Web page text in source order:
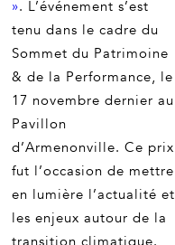
». L’événement s’est
tenu dans le cadre du
Sommet du Patrimoine
& de la Performance, le
17 novembre dernier au
Pavillon
d’Armenonville. Ce prix
fut l’occasion de mettre
en lumière l’actualité et
les enjeux autour de la
transition climatique.